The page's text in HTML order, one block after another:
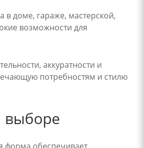
в доме, гараже, мастерской,
возможности для
аккуратности и
потребностям и стилю
выборе